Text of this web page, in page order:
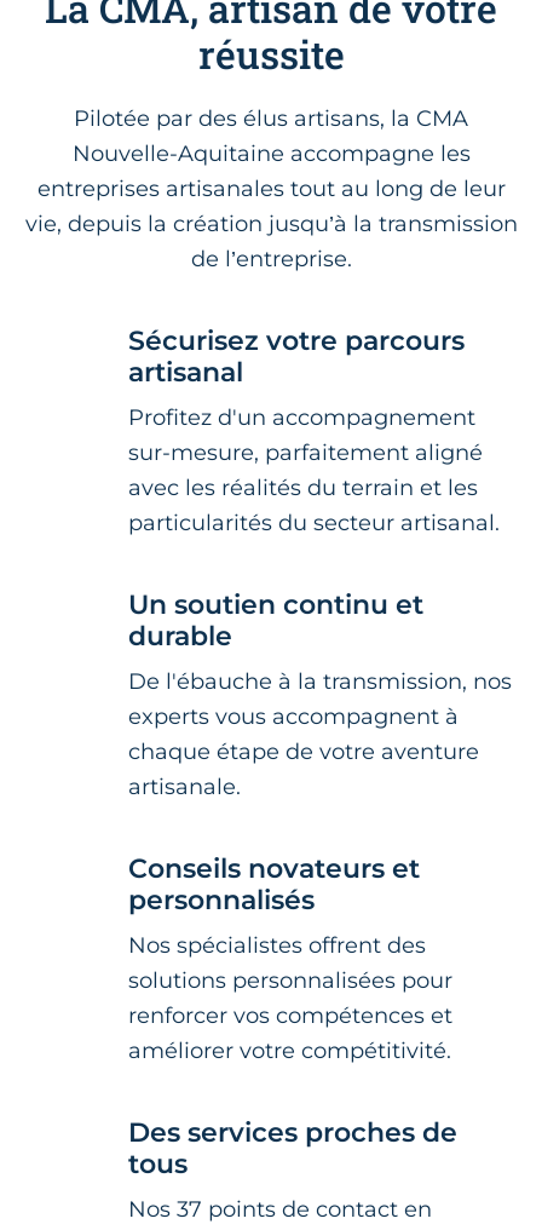
réussite
Pilotée par des élus artisans, la CMA
Nouvelle-Aquitaine accompagne les
entreprises artisanales tout au long de leur
vie, depuis la création jusqu’à la transmission
de l’entreprise.
Sécurisez votre parcours
artisanal
Profitez d'un accompagnement
sur-mesure, parfaitement aligné
avec les réalités du terrain et les
particularités du secteur artisanal.
Un soutien continu et
durable
De l'ébauche à la transmission, nos
experts vous accompagnent à
chaque étape de votre aventure
artisanale.
Conseils novateurs et
personnalisés
Nos spécialistes offrent des
solutions personnalisées pour
renforcer vos compétences et
améliorer votre compétitivité.
Des services proches de
tous
Nos 37 points de contact en